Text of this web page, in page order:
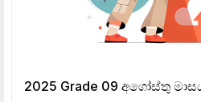
2025 Grade 09 අගෝස්තු